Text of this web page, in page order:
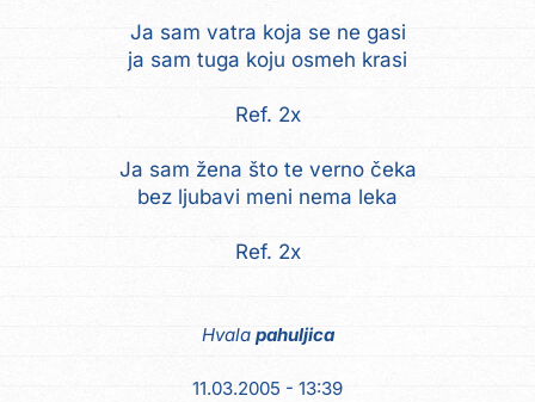
Ja sam vatra koja se ne gasi
ja sam tuga koju osmeh krasi
Ref. 2x
Ja sam žena što te verno čeka
bez ljubavi meni nema leka
Ref. 2x
Hvala pahuljica
11.03.2005 - 13:39